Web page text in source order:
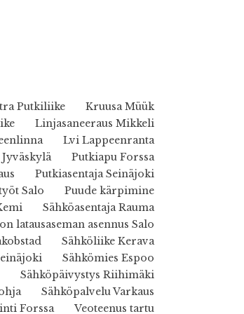
Putkiliike
Kruusa Müük
Linjasaneeraus Mikkeli
Lvi Lappeenranta
Putkiapu Forssa
Putkiasentaja Seinäjoki
Salo
Puude kärpimine
Sähköasentaja Rauma
latausaseman asennus Salo
Sähköliike Kerava
Sähkömies Espoo
Sähköpäivystys Riihimäki
Sähköpalvelu Varkaus
Forssa
Veoteenus tartu